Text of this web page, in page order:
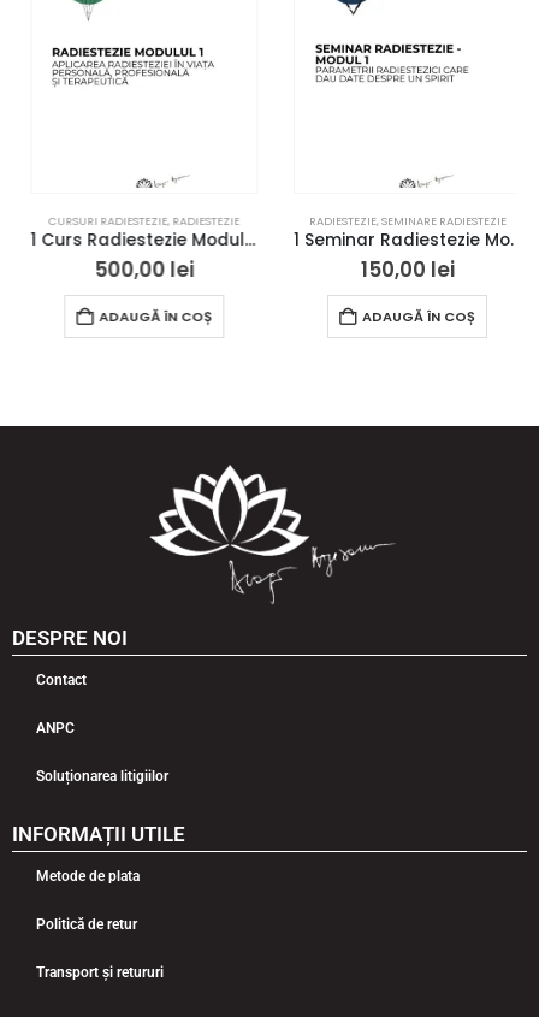
CURSURI RADIESTEZIE,RADIESTEZIE
1 Curs Radiestezie Modulul 1 – Bucuresti – acces online
500,00lei
ADAUGĂ ÎN COȘ
RADIESTEZIE,SEMINARE RADIESTEZIE
1 Seminar Radiestezie Modul 1 – Bucuresti – acces online
150,00lei
ADAUGĂ ÎN COȘ
DESPRE NOI
Contact
ANPC
Soluționarea litigiilor
INFORMAȚII UTILE
Metode de plata
Politică de retur
Transport și retururi